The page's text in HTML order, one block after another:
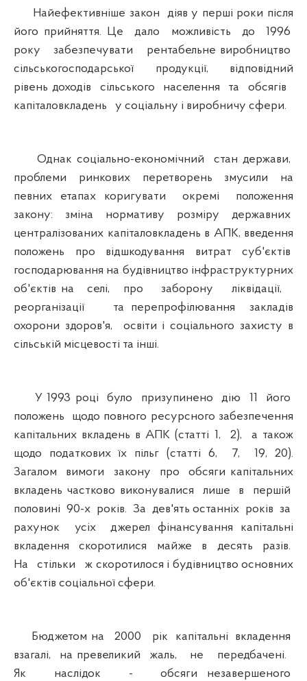
Найефективніше закон діяв у перші роки після
його прийняття. Це дало можливість до 1996
року забезпечувати рентабельне виробництво
сільськогосподарської продукції, відповідний
рівень доходів сільського населення та обсягів
капіталовкладень у соціальну і виробничу сфери.
Однак соціально-економічний стан держави,
проблеми ринкових перетворень змусили на
певних етапах коригувати окремі положення
закону: зміна нормативу розміру державних
централізованих капіталовкладень в АПК, введення
положень про відшкодування витрат суб'єктів
господарювання на будівництво інфраструктурних
об'єктів на селі, про заборону ліквідації,
реорганізації та перепрофілювання закладів
охорони здоров'я, освіти і соціального захисту в
сільській місцевості та інші.
У 1993 році було призупинено дію 11 його
положень щодо повного ресурсного забезпечення
капітальних вкладень в АПК (статті 1, 2), а також
щодо податкових їх пільг (статті 6, 7, 19, 20).
Загалом вимоги закону про обсяги капітальних
вкладень частково виконувалися лише в першій
половині 90-х років. За дев'ять останніх років за
рахунок усіх джерел фінансування капітальні
вкладення скоротилися майже в десять разів.
На стільки ж скоротилося і будівництво основних
об'єктів соціальної сфери.
Бюджетом на 2000 рік капітальні вкладення
взагалі, на превеликий жаль, не передбачені.
Як наслідок - обсяги незавершеного